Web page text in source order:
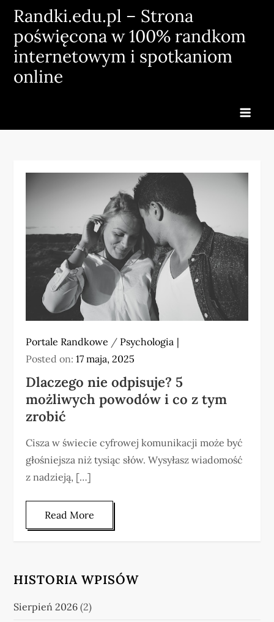
Skip
content
Randki.edu.pl – Strona
poświęcona w 100% randkom
internetowym i spotkaniom
online
Portale Randkowe / Psychologia
Posted on:17 maja, 2025
Dlaczego nie odpisuje? 5
możliwych powodów i co z tym
zrobić
Cisza w świecie cyfrowej komunikacji może być
głośniejsza niż tysiąc słów. Wysyłasz wiadomość
z nadzieją, […]
Read More
HISTORIA WPISÓW
Sierpień 2026 (2)